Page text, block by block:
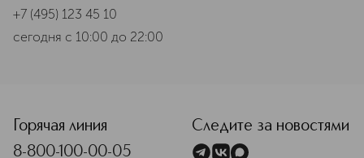
+7 (495) 123 45 10
сегодня с 10:00 до 22:00
Горячая линия
8-800-100-00-05
Следите за новостями